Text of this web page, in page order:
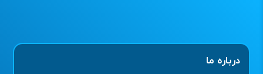
درباره ما